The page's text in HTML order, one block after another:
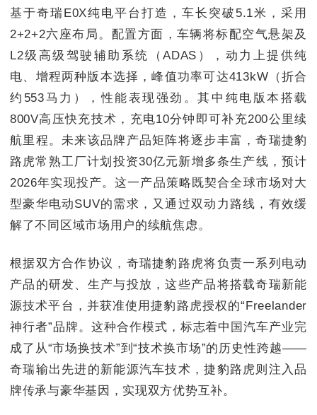
基于奇瑞E0X纯电平台打造，车长突破5.1米，采用
2+2+2六座布局。配置方面，车辆将标配空气悬架及
L2级高级驾驶辅助系统（ADAS），动力上提供纯
电、增程两种版本选择，峰值功率可达413kW（折合
约553马力），性能表现强劲。其中纯电版本搭载
800V高压快充技术，充电10分钟即可补充200公里续
航里程。未来该品牌产品矩阵将逐步丰富，奇瑞捷豹
路虎常熟工厂计划投资30亿元新增多条生产线，预计
2026年实现投产。这一产品策略既契合全球市场对大
型豪华电动SUV的需求，又通过双动力路线，有效缓
解了不同区域市场用户的续航焦虑。
根据双方合作协议，奇瑞捷豹路虎将负责一系列电动
产品的研发、生产与投放，这些产品将搭载奇瑞新能
源技术平台，并获准使用捷豹路虎授权的“Freelander
神行者”品牌。这种合作模式，标志着中国汽车产业完
成了从“市场换技术”到“技术换市场”的历史性跨越——
奇瑞输出先进的新能源汽车技术，捷豹路虎则注入品
牌传承与豪华基因，实现双方优势互补。